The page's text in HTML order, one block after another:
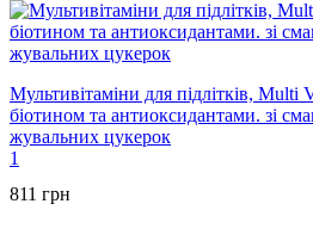
Мультивітаміни для підлітків, Multi
біотином та антиоксидантами. зі
жувальних цукерок
1
811 грн